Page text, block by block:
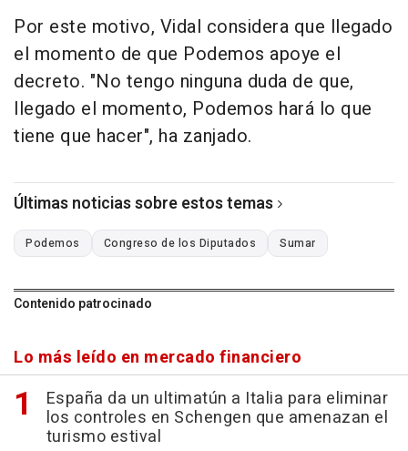
Por este motivo, Vidal considera que llegado
el momento de que Podemos apoye el
decreto. "No tengo ninguna duda de que,
llegado el momento, Podemos hará lo que
tiene que hacer", ha zanjado.
Últimas noticias sobre estos temas
Podemos Congreso de los Diputados Sumar
Contenido patrocinado
Lo más leído en mercado financiero
España da un ultimatún a Italia para eliminar
los controles en Schengen que amenazan el
turismo estival